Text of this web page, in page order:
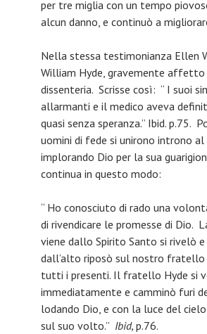
per tre miglia con un tempo
alcun danno, e continuò a
Nella stessa testimonianza Ellen
William Hyde, gravemente affetto
dissenteria. Scrisse così: “ I suoi
allarmanti e il medico aveva
quasi senza speranza.” Ibid. p.75.
uomini di fede si unirono introno
implorando Dio per la sua
continua in questo modo:
“ Ho conosciuto di rado una
di rivendicare le promesse di Dio.
viene dallo Spirito Santo si rivelò
dall’alto riposò sul nostro
tutti i presenti. Il fratello Hyde si
immediatamente e camminò furi
lodando Dio, e con la luce del
sul suo volto.” Ibid, p.76.